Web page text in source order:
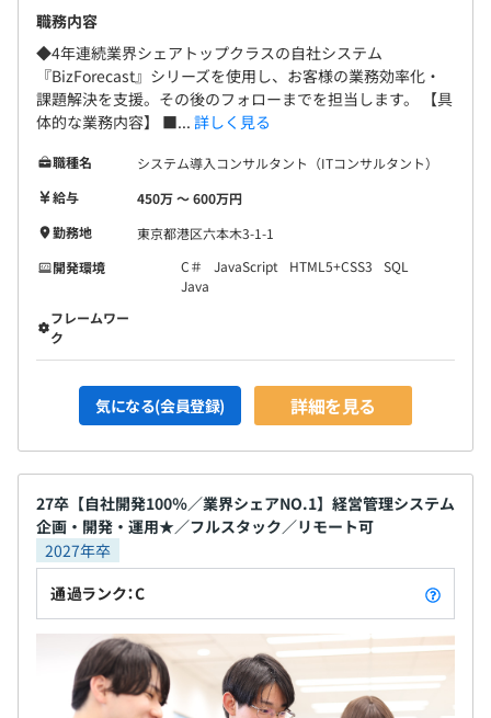
職務内容
◆4年連続業界シェアトップクラスの自社システム
『BizForecast』シリーズを使用し、お客様の業務効率化・
課題解決を支援。その後のフォローまでを担当します。 【具
体的な業務内容】 ■... 詳しく見る
職種名
システム導入コンサルタント（ITコンサルタント）
給与
450万 〜 600万円
勤務地
東京都港区六本木3-1-1
開発環境
C＃ JavaScript HTML5+CSS3
SQL
Java
フレームワー
ク
気になる(会員登録) 詳細を見る
27卒【自社開発100％／業界シェアNO.1】経営管理システム
企画・開発・運用★／フルスタック／リモート可
2027年卒
通過ランク：C